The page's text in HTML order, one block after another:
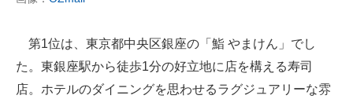
第1位は、東京都中央区銀座の「鮨 やまけん」でし
た。東銀座駅から徒歩1分の好立地に店を構える寿司
店。ホテルのダイニングを思わせるラグジュアリーな雰